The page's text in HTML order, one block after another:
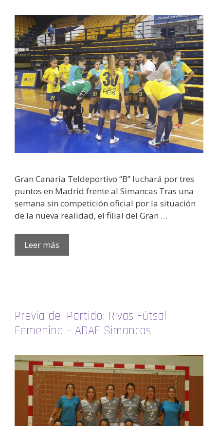
Gran Canaria Teldeportivo “B” luchará por tres
puntos en Madrid frente al Simancas Tras una
semana sin competición oficial por la situación
de la nueva realidad, el filial del Gran …
Leer más
Previa del Partido: Rivas Fútsal
Femenino – ADAE Simancas